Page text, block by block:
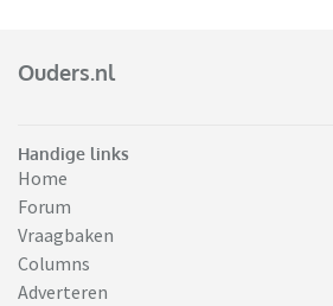
Ouders.nl
Handige links
Home
Forum
Vraagbaken
Columns
Adverteren